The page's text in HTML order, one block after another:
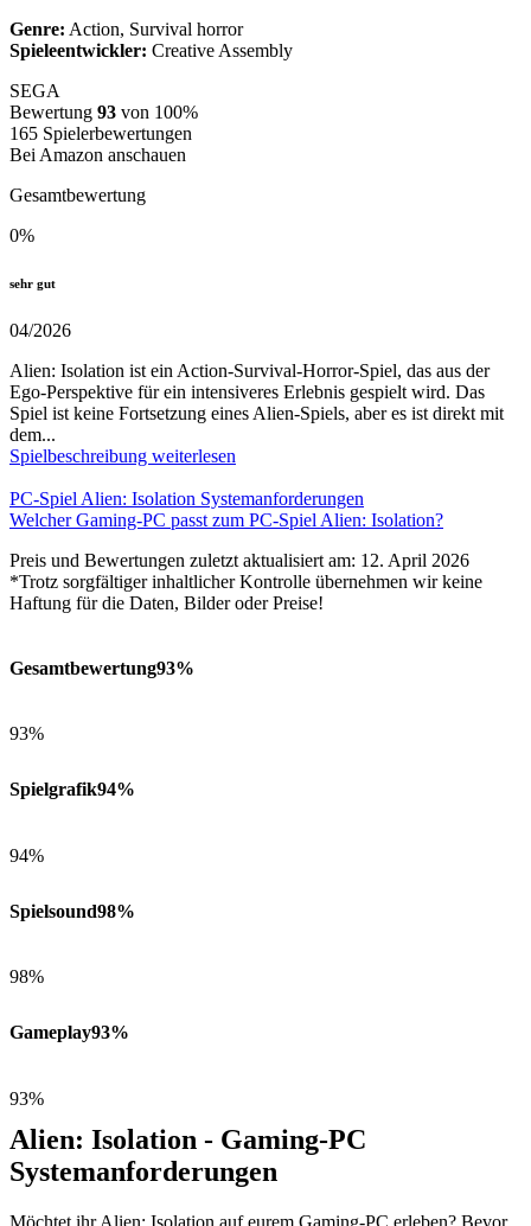
Genre: Action, Survival horror
Spieleentwickler: Creative Assembly
SEGA
Bewertung 93 von 100%
165 Spielerbewertungen
Bei Amazon anschauen
Gesamtbewertung
0%
sehr gut
04/2026
Alien: Isolation ist ein Action-Survival-Horror-Spiel, das aus der
Ego-Perspektive für ein intensiveres Erlebnis gespielt wird. Das
Spiel ist keine Fortsetzung eines Alien-Spiels, aber es ist direkt mit
dem...
Spielbeschreibung weiterlesen
PC-Spiel Alien: Isolation Systemanforderungen
Welcher Gaming-PC passt zum PC-Spiel Alien: Isolation?
Preis und Bewertungen zuletzt aktualisiert am: 12. April 2026
*Trotz sorgfältiger inhaltlicher Kontrolle übernehmen wir keine
Haftung für die Daten, Bilder oder Preise!
Gesamtbewertung93%
93%
Spielgrafik94%
94%
Spielsound98%
98%
Gameplay93%
93%
Alien: Isolation - Gaming-PC
Systemanforderungen
Möchtet ihr Alien: Isolation auf eurem Gaming-PC erleben? Bevor